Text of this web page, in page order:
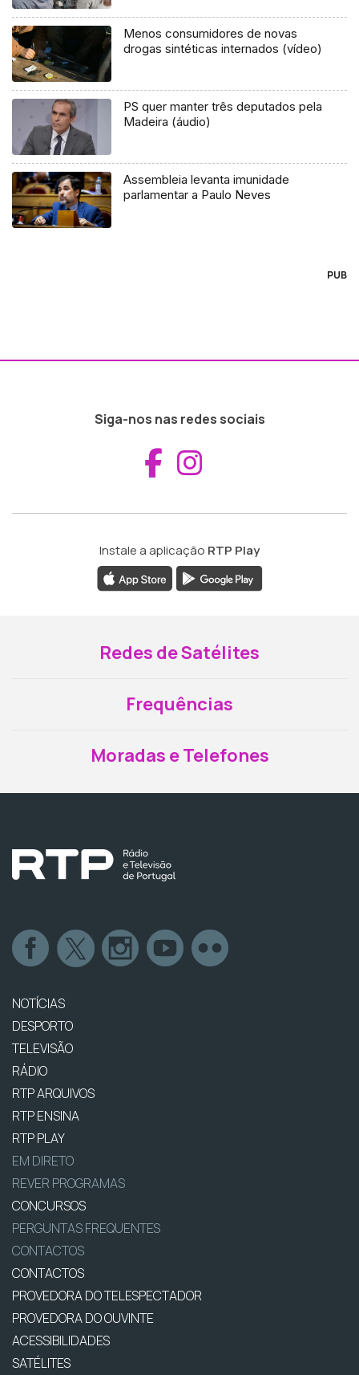
Menos consumidores de novas
drogas sintéticas internados (vídeo)
PS quer manter três deputados pela
Madeira (áudio)
Assembleia levanta imunidade
parlamentar a Paulo Neves
PUB
Siga-nos nas redes sociais
Aceder ao
Instale a aplicação RTP Play
Redes de Satélites
Frequências
Moradas e Telefones
NOTÍCIAS
DESPORTO
TELEVISÃO
RÁDIO
RTP ARQUIVOS
RTP ENSINA
RTP PLAY
EM DIRETO
REVER PROGRAMAS
CONCURSOS
PERGUNTAS FREQUENTES
CONTACTOS
CONTACTOS
PROVEDORA DO TELESPECTADOR
PROVEDORA DO OUVINTE
ACESSIBILIDADES
SATÉLITES